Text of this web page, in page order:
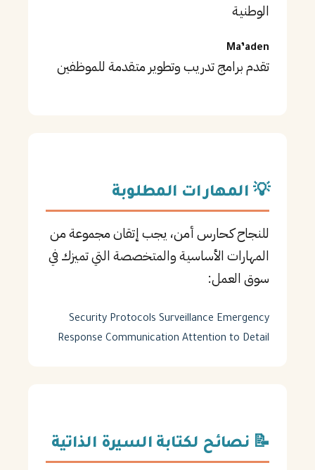
الوطنية
Ma’aden
تقدم برامج تدريب وتطوير متقدمة للموظفين
💡 المهارات المطلوبة
للنجاح كـحارس أمن، يجب إتقان مجموعة من
المهارات الأساسية والمتخصصة التي تميزك في
سوق العمل:
Security Protocols Surveillance Emergency
Response Communication Attention to Detail
📝 نصائح لكتابة السيرة الذاتية